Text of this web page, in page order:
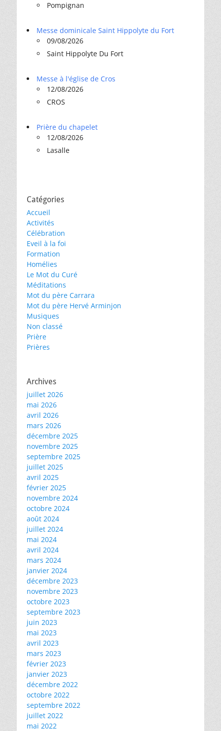
Pompignan
Messe dominicale Saint Hippolyte du Fort
09/08/2026
Saint Hippolyte Du Fort
Messe à l'église de Cros
12/08/2026
CROS
Prière du chapelet
12/08/2026
Lasalle
Catégories
Accueil
Activités
Célébration
Eveil à la foi
Formation
Homélies
Le Mot du Curé
Méditations
Mot du père Carrara
Mot du père Hervé Arminjon
Musiques
Non classé
Prière
Prières
Archives
juillet 2026
mai 2026
avril 2026
mars 2026
décembre 2025
novembre 2025
septembre 2025
juillet 2025
avril 2025
février 2025
novembre 2024
octobre 2024
août 2024
juillet 2024
mai 2024
avril 2024
mars 2024
janvier 2024
décembre 2023
novembre 2023
octobre 2023
septembre 2023
juin 2023
mai 2023
avril 2023
mars 2023
février 2023
janvier 2023
décembre 2022
octobre 2022
septembre 2022
juillet 2022
mai 2022